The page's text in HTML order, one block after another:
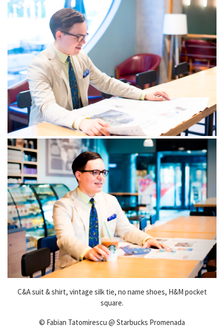
C&A suit & shirt, vintage silk tie, no name shoes, H&M pocket
square.
© Fabian Tatomirescu @ Starbucks Promenada